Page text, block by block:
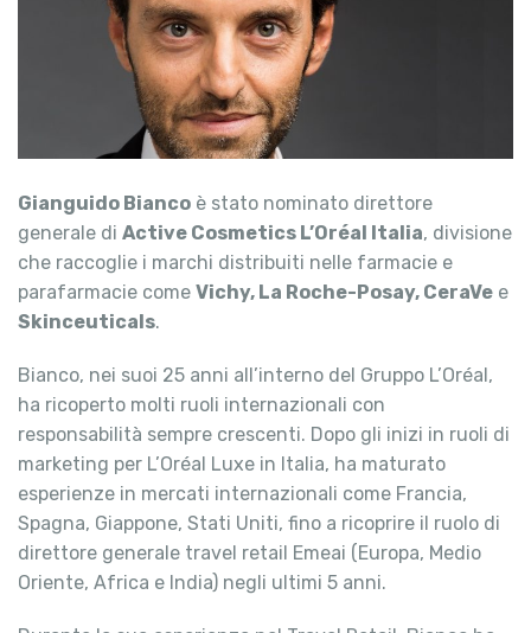
Gianguido Bianco è stato nominato direttore
generale di Active Cosmetics L’Oréal Italia, divisione
che raccoglie i marchi distribuiti nelle farmacie e
parafarmacie come Vichy, La Roche-Posay, CeraVe e
Skinceuticals.
Bianco, nei suoi 25 anni all’interno del Gruppo L’Oréal,
ha ricoperto molti ruoli internazionali con
responsabilità sempre crescenti. Dopo gli inizi in ruoli di
marketing per L’Oréal Luxe in Italia, ha maturato
esperienze in mercati internazionali come Francia,
Spagna, Giappone, Stati Uniti, fino a ricoprire il ruolo di
direttore generale travel retail Emeai (Europa, Medio
Oriente, Africa e India) negli ultimi 5 anni.